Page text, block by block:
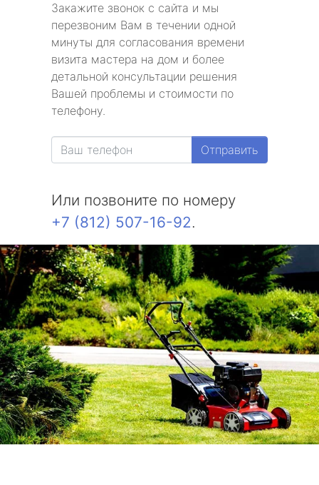
Закажите звонок с сайта и мы
перезвоним Вам в течении одной
минуты для согласования времени
визита мастера на дом и более
детальной консультации решения
Вашей проблемы и стоимости по
телефону.
Отправить
Или позвоните по номеру
+7 (812) 507-16-92.